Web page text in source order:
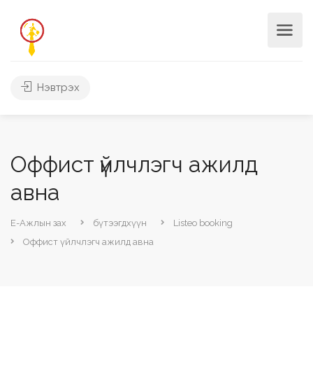
Нэвтрэх
Оффист үйлчлэгч ажилд
авна
Е-Ажлын зах бүтээгдхүүн
Listeo booking
Оффист үйлчлэгч ажилд авна